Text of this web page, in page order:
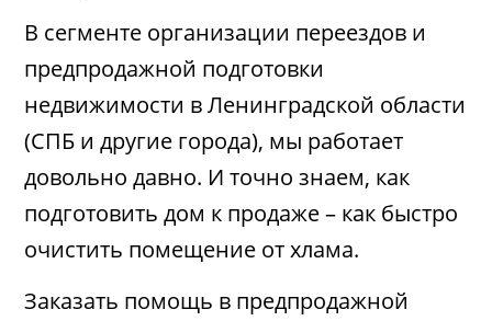
В сегменте организации переездов и
предпродажной подготовки
недвижимости в Ленинградской области
(СПБ и другие города), мы работает
довольно давно. И точно знаем, как
подготовить дом к продаже – как быстро
очистить помещение от хлама.
Заказать помощь в предпродажной